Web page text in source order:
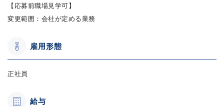
【応募前職場見学可】
変更範囲：会社が定める業務
雇用形態
正社員
給与